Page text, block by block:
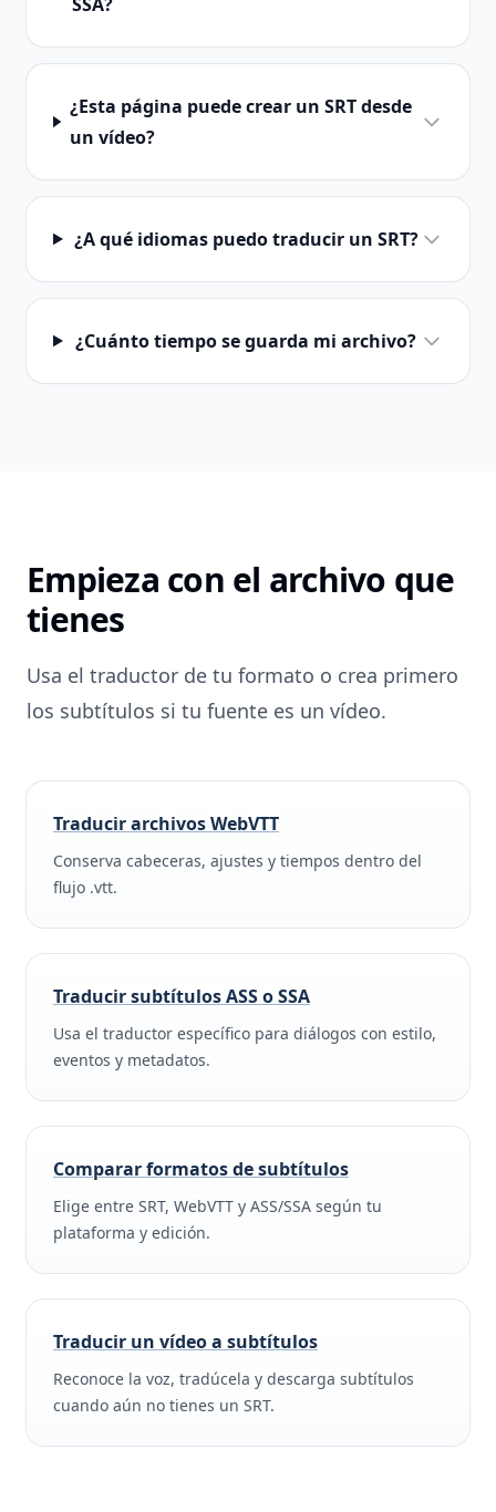
¿Esta página puede crear un SRT desde
un vídeo?
¿A qué idiomas puedo traducir un SRT?
¿Cuánto tiempo se guarda mi archivo?
Empieza con el archivo que
tienes
Usa el traductor de tu formato o crea primero
los subtítulos si tu fuente es un vídeo.
Traducir archivos WebVTT
Conserva cabeceras, ajustes y tiempos dentro del
flujo .vtt.
Traducir subtítulos ASS o SSA
Usa el traductor específico para diálogos con estilo,
eventos y metadatos.
Comparar formatos de subtítulos
Elige entre SRT, WebVTT y ASS/SSA según tu
plataforma y edición.
Traducir un vídeo a subtítulos
Reconoce la voz, tradúcela y descarga subtítulos
cuando aún no tienes un SRT.